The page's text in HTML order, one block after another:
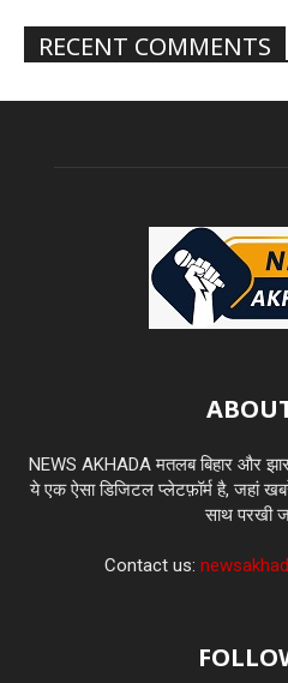
RECENT COMMENTS
NEWS AKHADA मतलब बिहार और
ये एक ऐसा डिजिटल प्लेटफ़ॉर्म है, जहां
साथ परखी
Contact us: